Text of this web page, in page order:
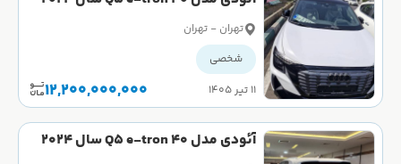
کارکرده
تهران - تهران
شخصی
۱۱ تیر ۱۴۰۵
12,200,000,000
آئودی مدل Q5 e-tron 40 سال 2024